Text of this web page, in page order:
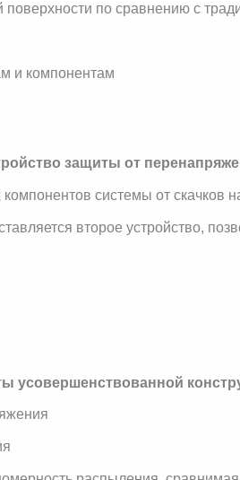
по сравнению с
и компонентам
защиты от
системы от скачков
второе устройство,
усовершенствованной